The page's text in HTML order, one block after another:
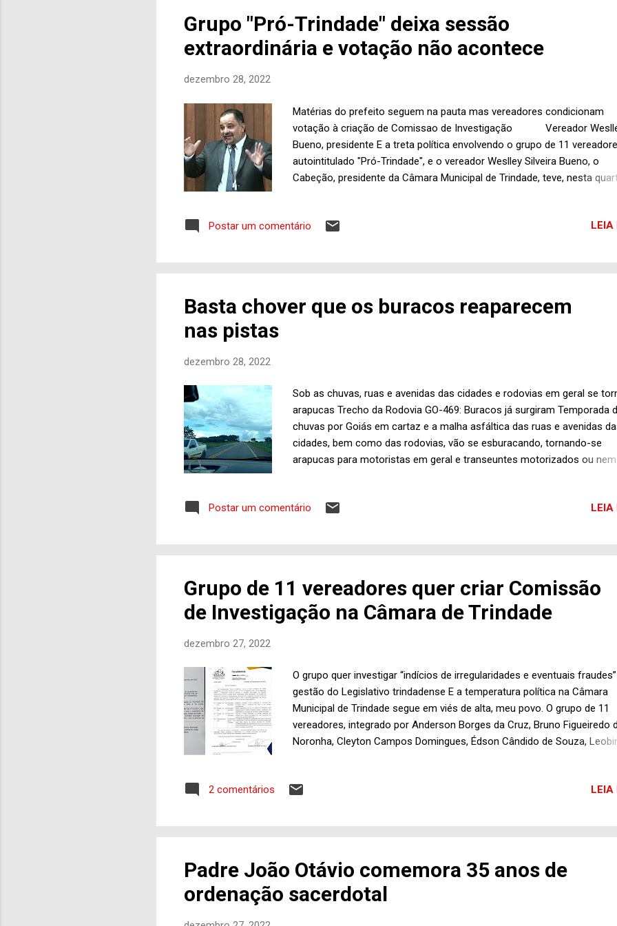
pelo IBGE, está entre os 10 maiores municípios de Goiás, ocupando a
posição, conforme se vê no quadro aba...
Grupo "Pró-Trindade" deixa sessão
extraordinária e votação não acontece
dezembro 28, 2022
Matérias do prefeito seguem na pauta mas vereadores condicionam
votação à criação de Comissao de Investigação Vereador
Bueno, presidente E a treta política envolvendo o grupo de 11
autointitulado "Pró-Trindade", e o vereador Weslley Silveira Bueno, o
Cabeção, presidente da Câmara Municipal de Trindade, teve, nesta
Marden Júnior, tratando do Orçamento 2023 (Projeto n° 31), do Plano
operação de crédito da Prefeitura com o Banco do Brasil (Projeto n°
muito se falou, porém votação que é o que interessa não houve e foi
grupo "Pró-Trindade", pelos pronunciamentos dos seus integrantes,
Postar um comentário LEIA
Basta chover que os buracos reaparecem
nas pistas
dezembro 28, 2022
Sob as chuvas, ruas e avenidas das cidades e rodovias em geral se
arapucas Trecho da Rodovia GO-469: Buracos já surgiram Temporada
chuvas por Goiás em cartaz e a malha asfáltica das ruas e avenidas
cidades, bem como das rodovias, vão se esburacando, tornando-se
arapucas para motoristas em geral e transeuntes motorizados ou nem
469 que liga Trindade a Abadia de Goiás, deu pra constatar que na
rotineiramente por aquela via e outros mais jovens também. A
pavimentação parece ser insuficiente para resistir aos efeitos das
demora o serviço de manutenção para resolver a questão, recapeando a
pista que oferece segurança aos viajantes que pagam impostos de
Postar um comentário LEIA
Grupo de 11 vereadores quer criar Comissão
de Investigação na Câmara de Trindade
dezembro 27, 2022
O grupo quer investigar “indícios de irregularidades e eventuais
gestão do Legislativo trindadense E a temperatura política na Câmara
Municipal de Trindade segue em viés de alta, meu povo. O grupo de 11
vereadores, integrado por Anderson Borges da Cruz, Bruno Figueiredo
Noronha, Cleyton Campos Domingues, Édson Cândido de Souza,
Bueno e Wender Baruneli de Moura, divulgou agora à tarde mensagem
trindadense para esta quarta-feira (28), às 9h, no plenário Hilton
Rocha, conforme prevê o artigo 72 do Regimento Interno da Casa em
período ordinário ou no recesso, dependerá de convocação prévia, com
(dois) dias de antecedência, feita pelo Prefeito, pelo presiden...
2 comentários LEIA
Padre João Otávio comemora 35 anos de
ordenação sacerdotal